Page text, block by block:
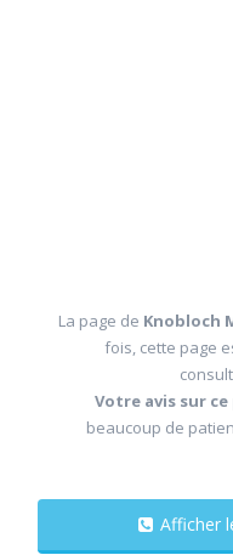
La page de Knobloch
fois, cette page
Votre avis sur
beaucoup de